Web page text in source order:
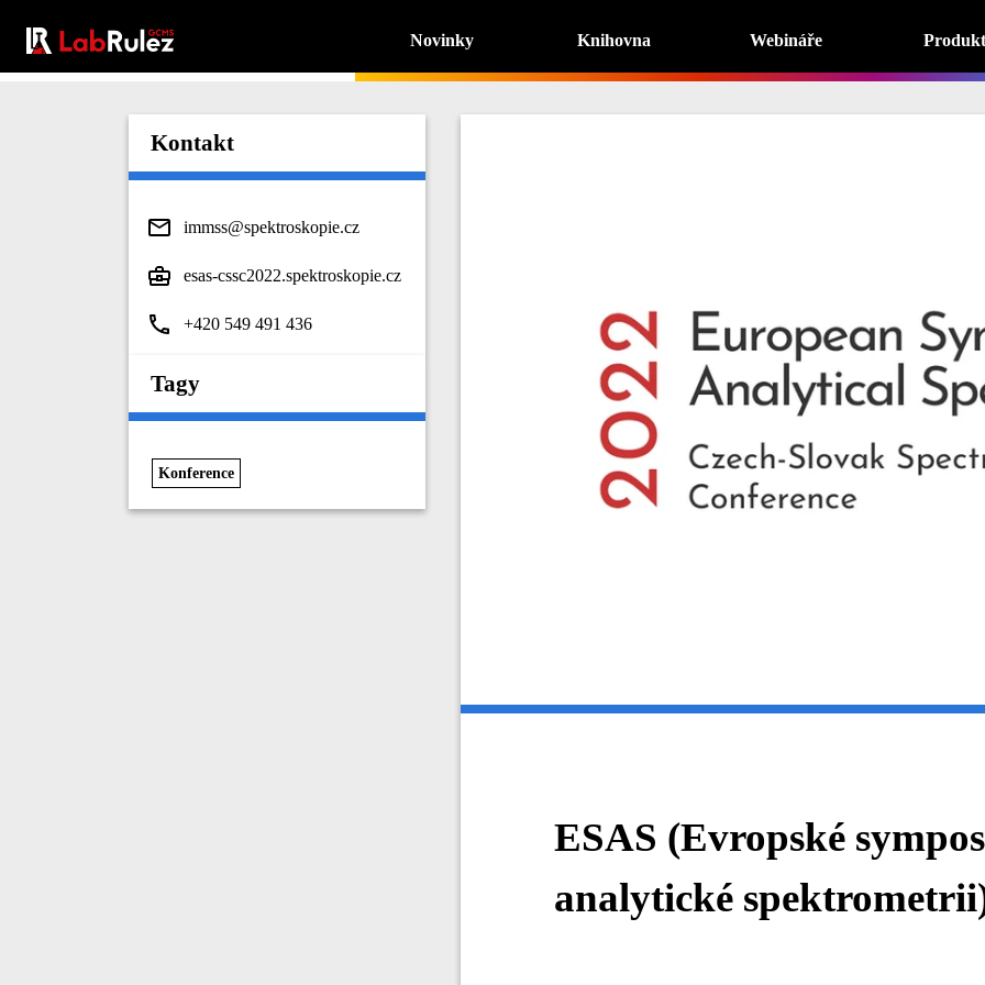
Novinky Knihovna Webináře
Kontakt
immss@spektroskopie.cz
esas-cssc2022.spektroskopie.cz
+420 549 491 436
Tagy
Konference
ESAS (Evropské
analytické